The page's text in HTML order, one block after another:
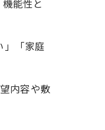
能性と
」「家庭
内容や敷